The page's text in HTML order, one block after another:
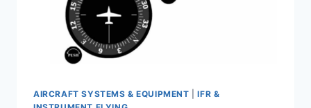
飞
子
眼
明
白
AIRCRAFT SYSTEMS & EQUIPMENT |IFR &